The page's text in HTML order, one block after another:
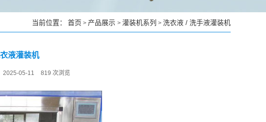
当前位置： 首页 > 产品展示 > 灌装机系列 > 洗衣液 / 洗手液灌装机
液灌装机
2025-05-11 819 次浏览